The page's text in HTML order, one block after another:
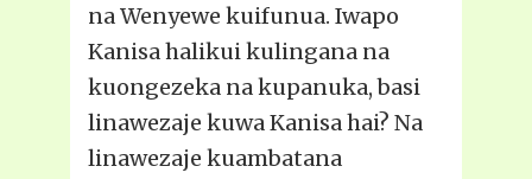
na Wenyewe kuifunua. Iwapo
Kanisa halikui kulingana na
kuongezeka na kupanuka, basi
linawezaje kuwa Kanisa hai? Na
linawezaje kuambatana